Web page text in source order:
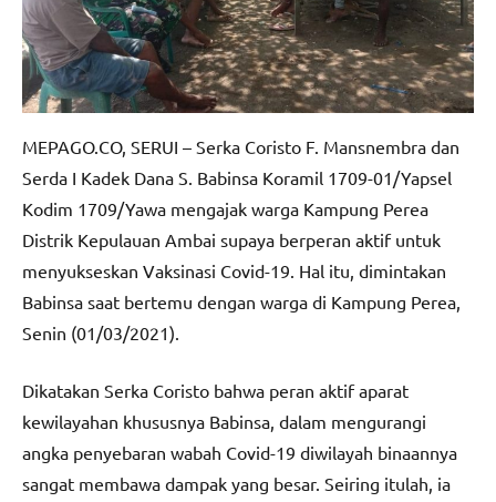
MEPAGO.CO, SERUI – Serka Coristo F. Mansnembra dan
Serda I Kadek Dana S. Babinsa Koramil 1709-01/Yapsel
Kodim 1709/Yawa mengajak warga Kampung Perea
Distrik Kepulauan Ambai supaya berperan aktif untuk
menyukseskan Vaksinasi Covid-19. Hal itu, dimintakan
Babinsa saat bertemu dengan warga di Kampung Perea,
Senin (01/03/2021).
Dikatakan Serka Coristo bahwa peran aktif aparat
kewilayahan khususnya Babinsa, dalam mengurangi
angka penyebaran wabah Covid-19 diwilayah binaannya
sangat membawa dampak yang besar. Seiring itulah, ia